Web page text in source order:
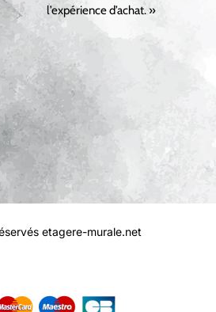
l’expérience d’achat. »
etagere-murale.net